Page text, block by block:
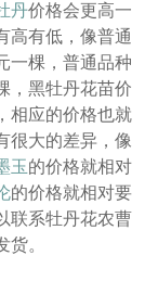
丹价格会更高一
高有低，像普通
一棵，普通品种
，黑牡丹花苗价
相应的价格也就
很大的差异，像
玉的价格就相对
的价格就相对要
联系牡丹花农曹
。